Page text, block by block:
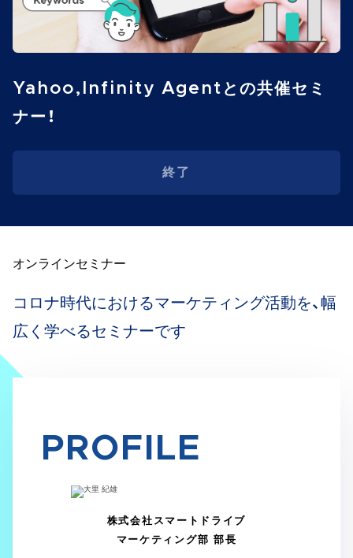
Yahoo,Infinity Agentとの共催セミ
ナー！
終了
オンラインセミナー
コロナ時代におけるマーケティング活動を、幅
広く学べるセミナーです
PROFILE
株式会社スマートドライブ
マーケティング部 部長